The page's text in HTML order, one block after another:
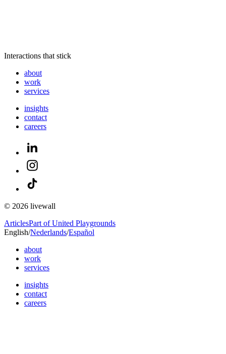
Interactions that stick
about
work
services
insights
contact
careers
© 2026 livewall
ArticlesPart of United Playgrounds
English/Nederlands/Español
about
work
services
insights
contact
careers